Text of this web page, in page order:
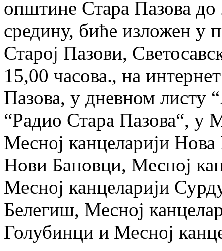
општине Стара Пазова
средину, биће изложен у
Старој Пазови,
15,00 часова., на
Пазова, у дневном листу
“Радио Стара Пазова“, у
Месној канцеларији
Нови Бановци, Месној
Месној канцеларији
Белегиш, Месној
Голубинци и Месној